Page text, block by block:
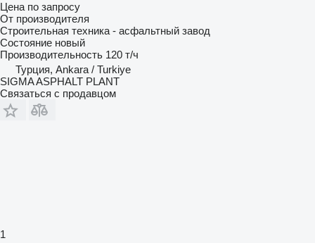
Цена по запросу
От производителя
Строительная техника - асфальтный завод
Состояние новый
Производительность 120 т/ч
Турция, Ankara / Turkiye
SIGMA ASPHALT PLANT
Связаться с продавцом
1